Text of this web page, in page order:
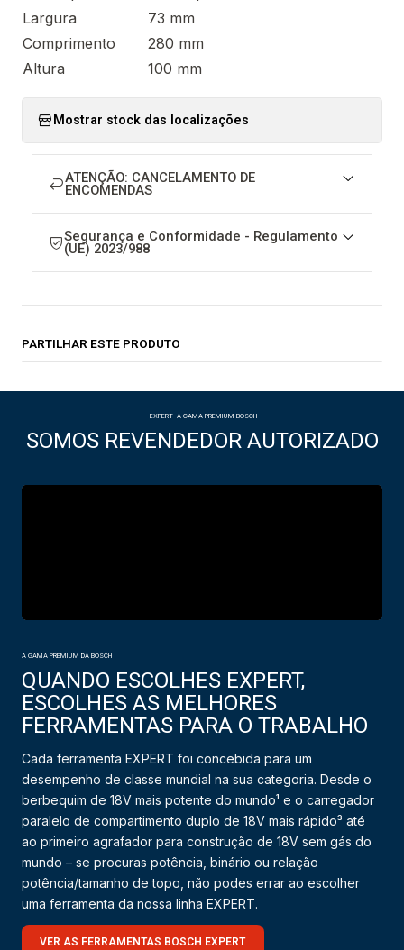
Largura
73 mm
Comprimento
280 mm
Altura
100 mm
Mostrar stock das localizações
ATENÇÃO: CANCELAMENTO DE
ENCOMENDAS
Segurança e Conformidade - Regulamento
(UE) 2023/988
PARTILHAR ESTE PRODUTO
-EXPERT- A GAMA PREMIUM BOSCH
SOMOS REVENDEDOR AUTORIZADO
A GAMA PREMIUM DA BOSCH
QUANDO ESCOLHES EXPERT,
ESCOLHES AS MELHORES
FERRAMENTAS PARA O TRABALHO
Cada ferramenta EXPERT foi concebida para um
desempenho de classe mundial na sua categoria. Desde o
berbequim de 18V mais potente do mundo¹ e o carregador
paralelo de compartimento duplo de 18V mais rápido³ até
ao primeiro agrafador para construção de 18V sem gás do
mundo – se procuras potência, binário ou relação
potência/tamanho de topo, não podes errar ao escolher
uma ferramenta da nossa linha EXPERT.
VER AS FERRAMENTAS BOSCH EXPERT